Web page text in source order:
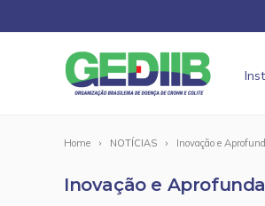
Home NOTÍCIAS Inovação e
Inovação e